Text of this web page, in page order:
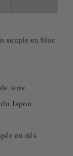
souple en bloc
terre
Japon
en dés